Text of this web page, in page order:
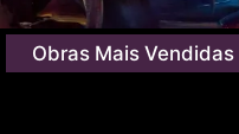
Obras Mais Vendidas